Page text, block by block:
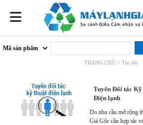
TRANG CHỦ» Tin tức
Tuyển Đối tác Kỹ
Điện lạnh
Do nhu cầu mở rộng
Giá Gốc cần hợp tác